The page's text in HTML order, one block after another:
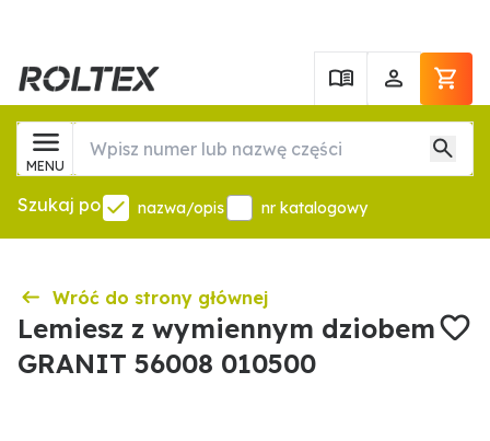
MENU
Szukaj po nazwa/opis nr katalogowy
Wróć do strony głównej
Lemiesz z wymiennym dziobem
GRANIT 56008 010500